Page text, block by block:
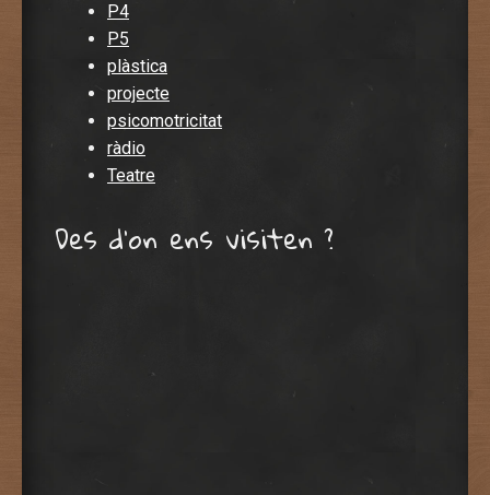
P4
P5
plàstica
projecte
psicomotricitat
ràdio
Teatre
Des d’on ens visiten ?